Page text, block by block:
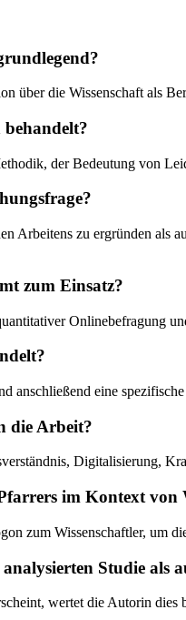
über die Wissenschaft als
behandelt?
der Bedeutung von
Arbeitens zu ergründen
zum Einsatz?
Onlinebefragung
anschließend eine
die Arbeit?
Digitalisierung,
im Kontext von
zum Wissenschaftler, um
Studie als
wertet die Autorin dies